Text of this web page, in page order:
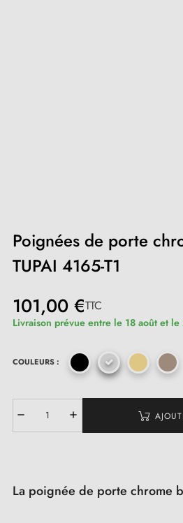
Poignées de porte
TUPAI 4165-T1
101,00 €TTC
Livraison prévue entre le 18 août et le
COULEURS :
La poignée de porte chrome